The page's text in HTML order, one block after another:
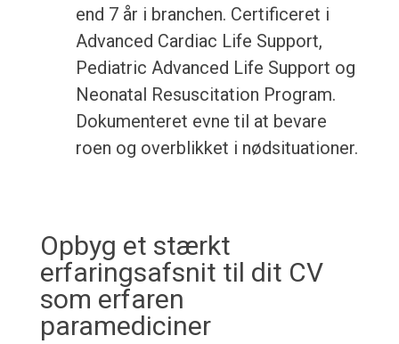
end 7 år i branchen. Certificeret i
Advanced Cardiac Life Support,
Pediatric Advanced Life Support og
Neonatal Resuscitation Program.
Dokumenteret evne til at bevare
roen og overblikket i nødsituationer.
Opbyg et stærkt
erfaringsafsnit til dit CV
som erfaren
paramediciner